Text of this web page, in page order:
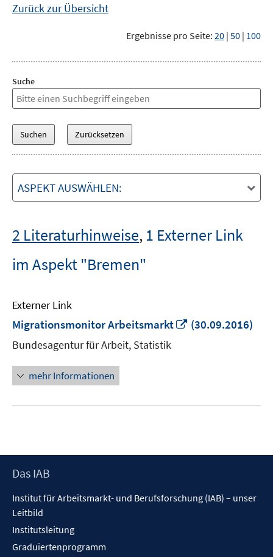
Fenster
Zurück zur Übersicht
Ergebnisse pro Seite: 20 | 50 | 100
Suche
ASPEKT AUSWÄHLEN:
2 Literaturhinweise, 1 Externer Link
im Aspekt "Bremen"
Externer Link
Migrationsmonitor Arbeitsmarkt
In
(30.09.2016)
Bundesagentur für Arbeit, Statistik
mehr Informationen
Footer
Das IAB
Institut für Arbeitsmarkt- und Berufsforschung (IAB) – unser
Leitbild
Institutsleitung
Graduiertenprogramm